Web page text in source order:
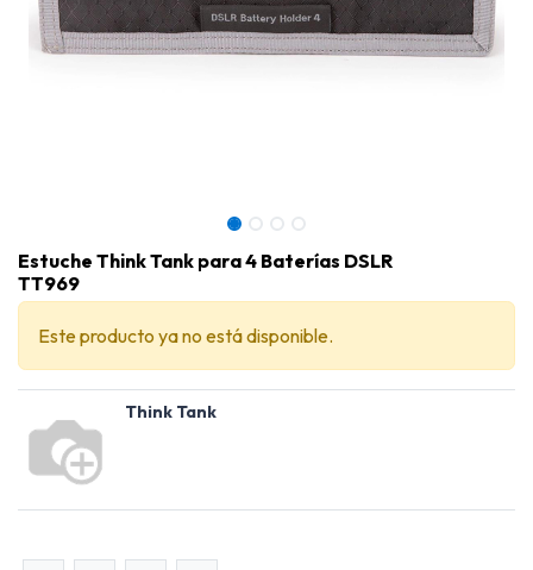
Estuche Think Tank para 4 Baterías DSLR
TT969
Este producto ya no está disponible.
Think Tank